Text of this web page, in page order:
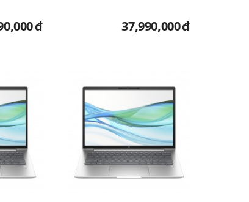
đ 37,990,000đ